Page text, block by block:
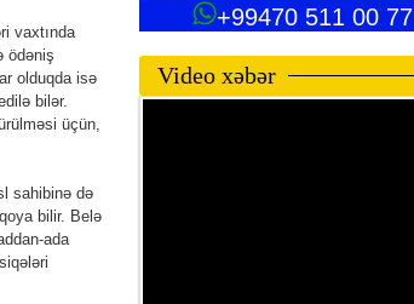
vaxtında
ödəniş
olduqda isə
bilər.
üçün,
sahibinə də
bilir. Belə
ada
+99470 511 00 77
Video xəbər